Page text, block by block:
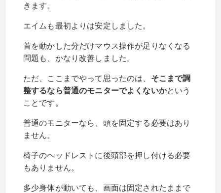
きます。
エイムも最初よりは安定しました。
首を動かした分だけマウス操作が足りなくなる
問題も、かなり改善しました。
ただ、ここまでやって思ったのは、 そこまで調
整するなら普通のモニターでよくないかという
ことです。
普通のモニターなら、頭を固定する必要はあり
ません。
椅子のヘッドレストに後頭部を押し付ける必要
もありません。
多少身体が動いても、画面は固定されたままで